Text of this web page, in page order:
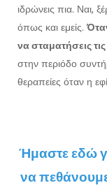
ιδρώνεις πια. Ναι,
όπως και εμείς.
να σταματήσεις
στην περιόδο
θεραπείες όταν η
Ήμαστε εδώ
να